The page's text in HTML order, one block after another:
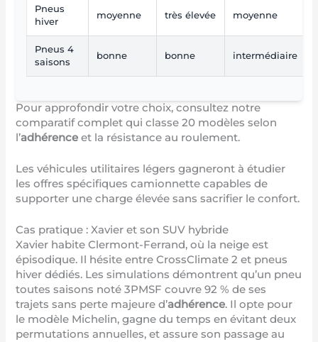
Pneus
hiver
moyenne très élevée moyenne
Pneus 4
saisons
bonne bonne intermédiaire
Pour approfondir votre choix, consultez notre
comparatif complet qui classe 20 modèles selon
l’adhérence et la résistance au roulement.
Les véhicules utilitaires légers gagneront à étudier
lesoffres spécifiques camionnette capables de
supporter une charge élevée sans sacrifier le confort.
Cas pratique : Xavier et son SUV hybride
Xavier habite Clermont-Ferrand, où la neige est
épisodique. Il hésite entre CrossClimate 2 et pneus
hiver dédiés. Les simulations démontrent qu’un pneu
toutes saisons noté 3PMSF couvre 92 % de ses
trajets sans perte majeure d’adhérence. Il opte pour
le modèle Michelin, gagne du temps en évitant deux
permutations annuelles, et assure son passage au